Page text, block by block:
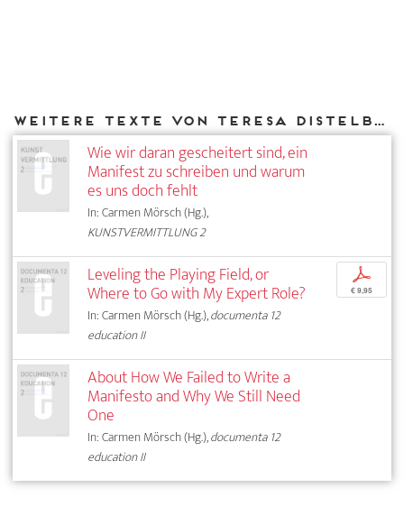
Weitere Texte von Teresa Distelberger bei DIAPHANES
Wie wir daran gescheitert sind, ein
Manifest zu schreiben und warum
es uns doch fehlt
In: Carmen Mörsch (Hg.),
KUNSTVERMITTLUNG 2
Leveling the Playing Field, or
Where to Go with My Expert Role?
In: Carmen Mörsch (Hg.),documenta 12
education II
p
€ 9,95
About How We Failed to Write a
Manifesto and Why We Still Need
One
In: Carmen Mörsch (Hg.),documenta 12
education II